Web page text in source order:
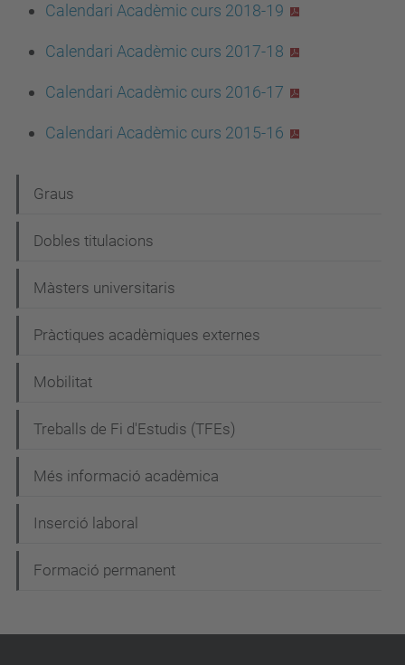
Calendari Acadèmic curs 2018-19
Calendari Acadèmic curs 2017-18
Calendari Acadèmic curs 2016-17
Calendari Acadèmic curs 2015-16
a
v
g
a
i
ó
Graus
Dobles titulacions
Màsters universitaris
Pràctiques acadèmiques externes
Mobilitat
Treballs de Fi d'Estudis (TFEs)
Més informació acadèmica
Inserció laboral
Formació permanent